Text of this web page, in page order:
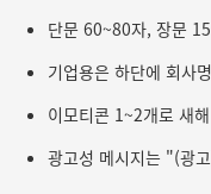
단문 60~80자, 장문
기업용은 하단에 회사
이모티콘 1~2개로 새
광고성 메시지는 "(광